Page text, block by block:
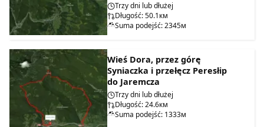
Trzy dni lub dłużej
Długość: 50.1км
Suma podejść: 2345м
Wieś Dora, przez górę
Syniaczka i przełęcz Perеsłip
do Jaremcza
Trzy dni lub dłużej
Długość: 24.6км
Suma podejść: 1333м